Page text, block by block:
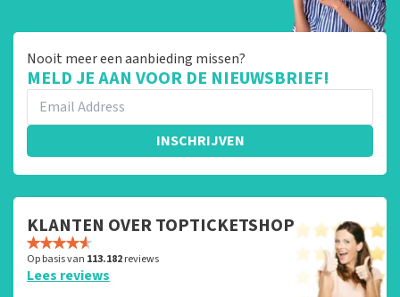
Nooit meer een aanbieding missen?
MELD JE AAN VOOR DE NIEUWSBRIEF!
INSCHRIJVEN
KLANTEN OVER TOPTICKETSHOP
Op basis van 113.182reviews
Lees reviews